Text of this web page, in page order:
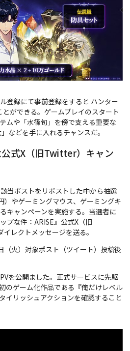
登録にて事前登録をすると ハンター
とができる。ゲームプレイのスタート
ムや「水篠旬」を傍で支える重要な
などを手に入れるチャンスだ。
式X（旧Twitter）キャン
当ポストをリポストした中から抽選
やゲーミングマウス、ゲーミングキ
キャンペーンを実施する。当選者に
プな件：ARISE』公式X（旧
レクトメッセージを送る。
（火）対象ポスト（ツイート）投稿後
を公開ました。正式サービスに先駆
のゲーム化作品である『俺だけレベル
イリッシュアクションを確認すること